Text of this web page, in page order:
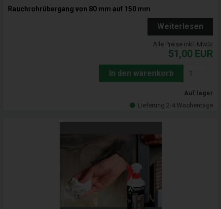
Rauchrohrübergang von 80 mm auf 150 mm
Weiterlesen
Alle Preise inkl. MwSt
51,00 EUR
In den warenkorb
Auf lager
Lieferung 2-4 Wochentage